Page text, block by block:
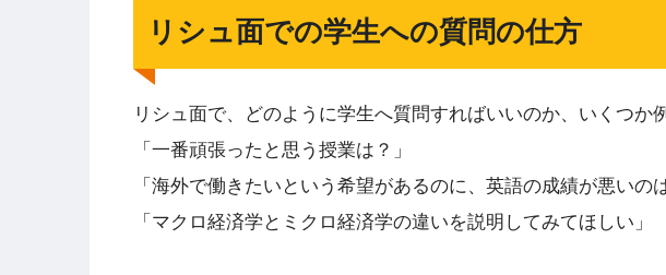
リシュ面での学生への質問の仕方
リシュ面で、どのように学生へ質問すればいいのか、いくつか
「一番頑張ったと思う授業は？」
「海外で働きたいという希望があるのに、英語の成績が悪いの
「マクロ経済学とミクロ経済学の違いを説明してみてほしい」